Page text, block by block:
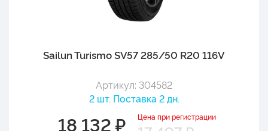
Sailun Turismo SV57 285/50 R20 116V
Артикул: 304582
2 шт. Поставка 2 дн.
18 132 ₽ Цена при регистрации